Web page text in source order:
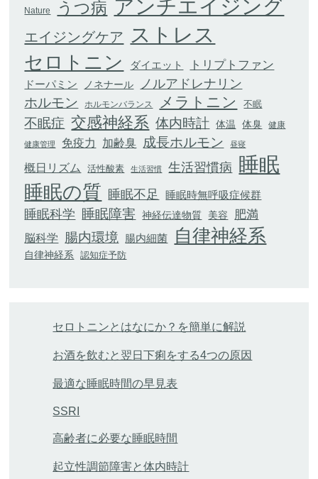
Nature うつ病 アンチエイジング
エイジングケア ストレス
セロトニン ダイエット トリプトファン
ドーパミン ノネナール ノルアドレナリン
ホルモン ホルモンバランス メラトニン 不眠
不眠症 交感神経系 体内時計 体温 体臭 健康
健康管理 免疫力 加齢臭 成長ホルモン 昼寝
概日リズム 活性酸素 生活習慣 生活習慣病 睡眠
睡眠の質 睡眠不足 睡眠時無呼吸症候群
睡眠科学 睡眠障害 神経伝達物質 美容 肥満
脳科学 腸内環境 腸内細菌 自律神経系
自律神経系 認知症予防
セロトニンとはなにか？を簡単に解説
お酒を飲むと翌日下痢をする4つの原因
最適な睡眠時間の早見表
SSRI
高齢者に必要な睡眠時間
起立性調節障害と体内時計